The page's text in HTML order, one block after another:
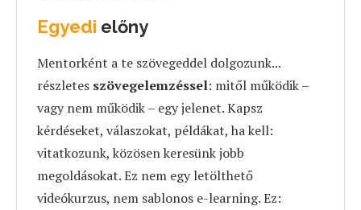
Egyedi előny
Mentorként a te szövegeddel dolgozunk...
részletes szövegelemzéssel: mitől működik –
vagy nem működik – egy jelenet. Kapsz
kérdéseket, válaszokat, példákat, ha kell:
vitatkozunk, közösen keresünk jobb
megoldásokat. Ez nem egy letölthető
videókurzus, nem sablonos e-learning. Ez: